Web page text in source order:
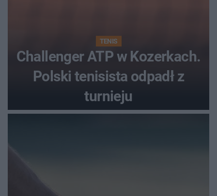
TENIS
Challenger ATP w Kozerkach.
Polski tenisista odpadł z
turnieju